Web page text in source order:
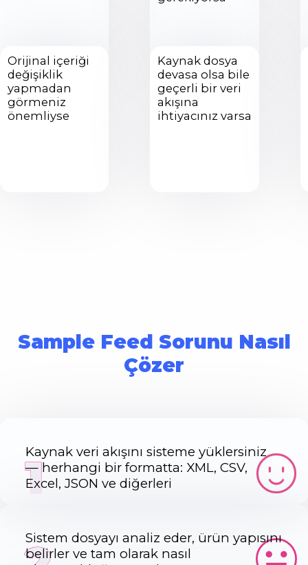
Orijinal içeriği
değişiklik
yapmadan
görmeniz
önemliyse
Kaynak dosya
devasa olsa bile
geçerli bir veri
akışına
ihtiyacınız varsa
Sample Feed Sorunu Nasıl
Çözer
Kaynak veri akışını sisteme yüklersiniz
— herhangi bir formatta: XML, CSV,
Excel, JSON ve diğerleri
1
Sistem dosyayı analiz eder, ürün yapısını
belirler ve tam olarak nasıl